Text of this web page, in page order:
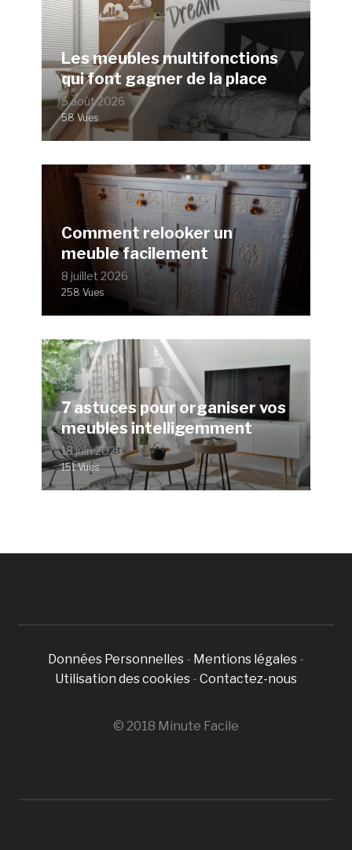
Les meubles multifonctions
qui font gagner de la place
5 août 2026
58 Vues
Comment relooker un
meuble facilement
8 juillet 2026
258 Vues
7 astuces pour organiser vos
meubles intelligemment
18 juin 2026
151 Vues
Données Personnelles - Mentions légales -
Utilisation des cookies - Contactez-nous
© 2018 Minute Facile